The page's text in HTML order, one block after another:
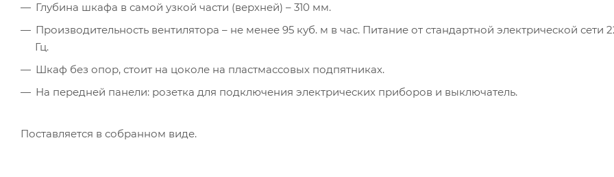
Глубина шкафа в самой узкой части (верхней) – 310 мм.
Производительность вентилятора – не менее 95 куб. м в час. Питание от стандартной электрической сети
Гц.
Шкаф без опор, стоит на цоколе на пластмассовых подпятниках.
На передней панели: розетка для подключения электрических приборов и выключатель.
Поставляется в собранном виде.